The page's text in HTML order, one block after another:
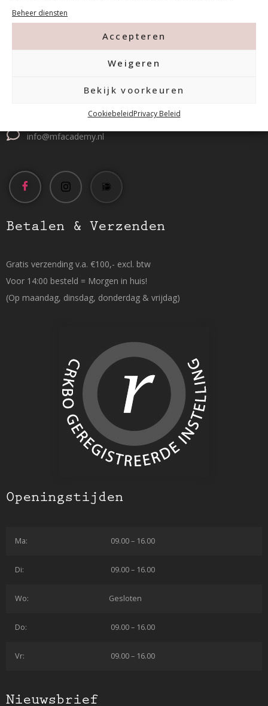
Beheer diensten
Accepteren
Weigeren
Bekijk voorkeuren
CookiebeleidPrivacy Beleid
info@mfacademy.nl
Betalen & Verzenden
Gratis verzending v.a. €100,- excl. btw
Voor 14:00 besteld = Morgen in huis!
(Op maandag, dinsdag, donderdag & vrijdag)
Openingstijden
Ma: 09.00 – 16.00
Di: 09.00 – 16.00
Wo: Gesloten
Do: 09.00 – 16.00
Vr: 09.00 – 16.00
Nieuwsbrief